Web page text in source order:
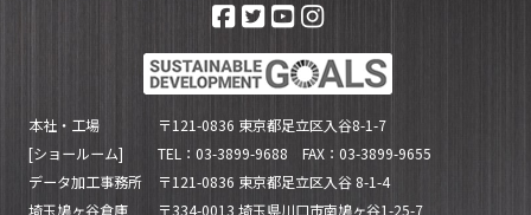
本社・工場
[ショールーム]
〒121-0836 東京都足立区入谷8-1-7
TEL：03-3899-9688 FAX：03-3899-9655
データ加工事務所
〒121-0836 東京都足立区入谷 8-1-4
埼玉鳩ヶ谷倉庫
〒334-0013 埼玉県川口市南鳩ヶ谷1-25-7